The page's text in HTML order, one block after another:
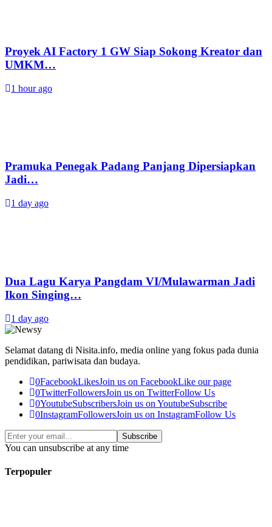
Proyek AI Factory 1 GW Siap Sokong Kreator dan
UMKM…
1 hour ago
Pramuka Penegak Padang Panjang Dipersiapkan
Jadi…
1 day ago
Dua Lagu Karya Pangdam VI/Mulawarman Jadi
Ikon Singing…
1 day ago
Selamat datang di Nisita.info, media online yang fokus pada dunia
pendidikan, pariwisata dan budaya.
0FacebookLikesJoin us on FacebookLike our page
0TwitterFollowersJoin us on TwitterFollow Us
0YoutubeSubscribersJoin us on YoutubeSubscribe
0InstagramFollowersJoin us on InstagramFollow Us
Subscribe
You can unsubscribe at any time
Terpopuler